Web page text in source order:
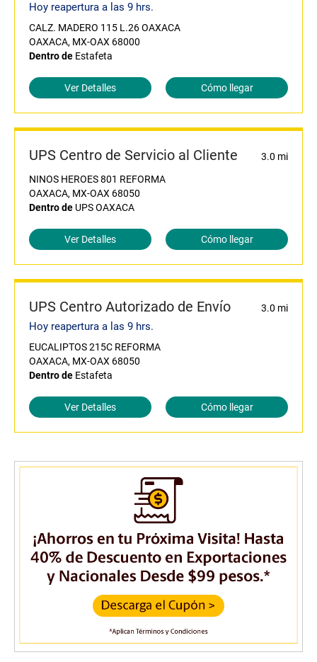
Hoy reapertura a las 9 hrs.
CALZ. MADERO 115 L.26 OAXACA
OAXACA, MX-OAX 68000
Dentro de Estafeta
Ver Detalles Cómo llegar
UPS Centro de Servicio al Cliente
3.0 mi
NINOS HEROES 801 REFORMA
OAXACA, MX-OAX 68050
Dentro de UPS OAXACA
Ver Detalles Cómo llegar
UPS Centro Autorizado de Envío 3.0 mi
Hoy reapertura a las 9 hrs.
EUCALIPTOS 215C REFORMA
OAXACA, MX-OAX 68050
Dentro de Estafeta
Ver Detalles Cómo llegar